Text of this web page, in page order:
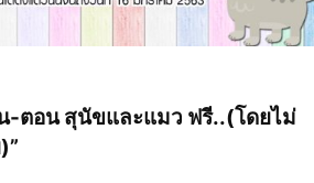
-ตอน สุนัขและแมว ฟรี..(โดยไม่